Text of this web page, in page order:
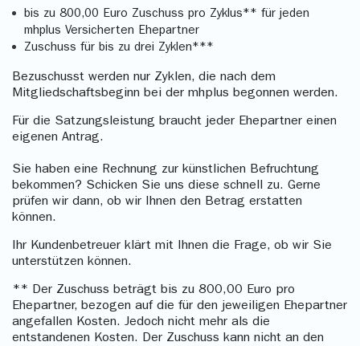
bis zu 800,00 Euro Zuschuss pro Zyklus** für jeden
mhplus Versicherten Ehepartner
Zuschuss für bis zu drei Zyklen***
Bezuschusst werden nur Zyklen, die nach dem
Mitgliedschaftsbeginn bei der mhplus begonnen werden.
Für die Satzungsleistung braucht jeder Ehepartner einen
eigenen Antrag.
Sie haben eine Rechnung zur künstlichen Befruchtung
bekommen? Schicken Sie uns diese schnell zu. Gerne
prüfen wir dann, ob wir Ihnen den Betrag erstatten
können.
Ihr Kundenbetreuer klärt mit Ihnen die Frage, ob wir Sie
unterstützen können.
** Der Zuschuss beträgt bis zu 800,00 Euro pro
Ehepartner, bezogen auf die für den jeweiligen Ehepartner
angefallen Kosten. Jedoch nicht mehr als die
entstandenen Kosten. Der Zuschuss kann nicht an den